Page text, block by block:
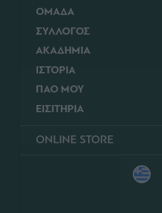
ΟΜΑΔΑ
ΣΥΛΛΟΓΟΣ
ΑΚΑΔΗΜΙΑ
ΙΣΤΟΡΙΑ
ΠΑΟ ΜΟΥ
ΕΙΣΙΤΗΡΙΑ
ONLINE STORE